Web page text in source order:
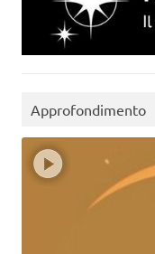
Approfondimento